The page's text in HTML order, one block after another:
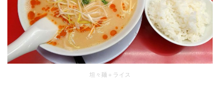
坦々麺＋ライス